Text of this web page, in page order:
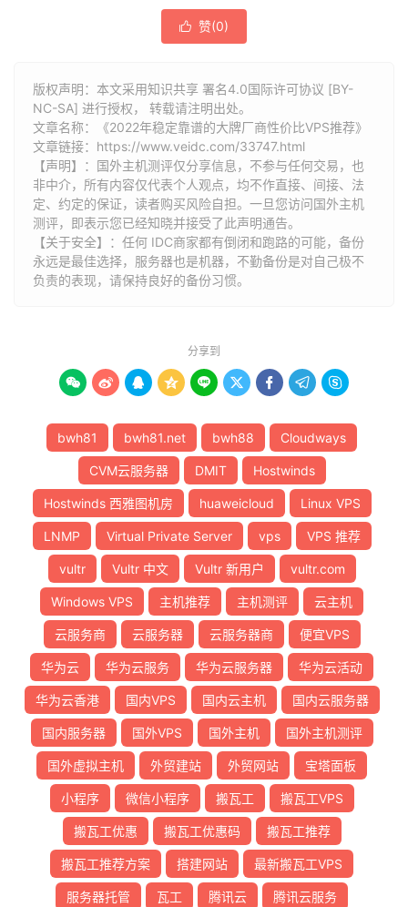
 赞(0)
版权声明：本文采用知识共享 署名4.0国际许可协议 [BY-
NC-SA] 进行授权， 转载请注明出处。
文章名称：《2022年稳定靠谱的大牌厂商性价比VPS推荐》
文章链接： https://www.veidc.com/33747.html
【声明】：国外主机测评仅分享信息，不参与任何交易，也
非中介，所有内容仅代表个人观点，均不作直接、间接、法
定、约定的保证，读者购买风险自担。一旦您访问国外主机
测评，即表示您已经知晓并接受了此声明通告。
【关于安全】：任何 IDC商家都有倒闭和跑路的可能，备份
永远是最佳选择，服务器也是机器，不勤备份是对自己极不
负责的表现，请保持良好的备份习惯。
分享到
        
bwh81 bwh81.net bwh88 Cloudways
CVM云服务器 DMIT Hostwinds
Hostwinds 西雅图机房 huaweicloud Linux VPS
LNMP Virtual Private Server vps VPS 推荐
vultr Vultr 中文 Vultr 新用户 vultr.com
Windows VPS 主机推荐 主机测评 云主机
云服务商 云服务器 云服务器商 便宜VPS
华为云 华为云服务 华为云服务器 华为云活动
华为云香港 国内VPS 国内云主机 国内云服务器
国内服务器 国外VPS 国外主机 国外主机测评
国外虚拟主机 外贸建站 外贸网站 宝塔面板
小程序 微信小程序 搬瓦工 搬瓦工VPS
搬瓦工优惠 搬瓦工优惠码 搬瓦工推荐
搬瓦工推荐方案 搭建网站 最新搬瓦工VPS
服务器托管 瓦工 腾讯云 腾讯云服务